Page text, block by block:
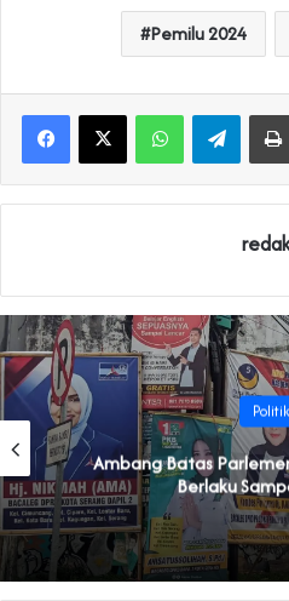
Pemilu 2024
WhatsApp
Politik
Ambang Batas
Berlaku